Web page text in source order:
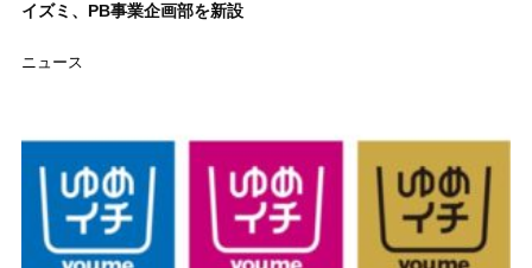
イズミ、PB事業企画部を新設
ニュース